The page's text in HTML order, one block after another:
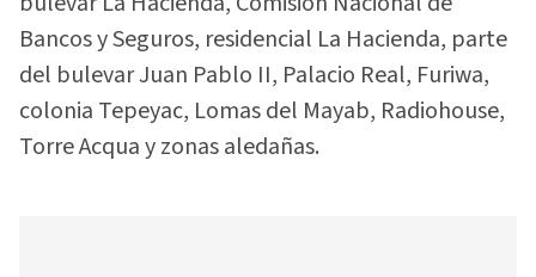
Bancos y Seguros, residencial La Hacienda, parte
del bulevar Juan Pablo II, Palacio Real, Furiwa,
colonia Tepeyac, Lomas del Mayab, Radiohouse,
Torre Acqua y zonas aledañas.